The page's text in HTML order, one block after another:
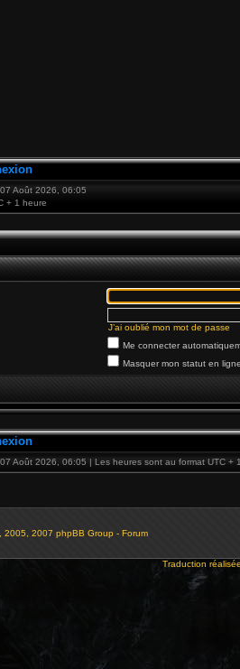
Août 2026, 06:05
+ 1 heure
J’ai oublié mon mot de passe
Me connecter
Masquer mon statut en
Août 2026, 06:05 | Les heures sont au format UTC +
2005, 2007 phpBB Group - Forum
Traduction